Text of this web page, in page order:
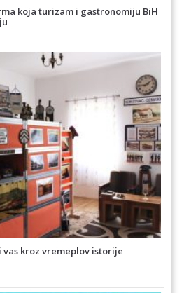
koja turizam i gastronomiju BiH
vas kroz vremeplov istorije